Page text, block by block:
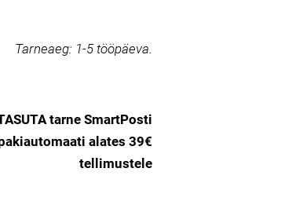
Tarneaeg: 1-5 tööpäeva.
tarne SmartPosti
alates 39€
tellimustele